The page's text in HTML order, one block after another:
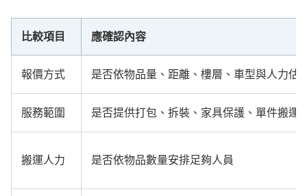
比較項目 應確認內容
報價方式 是否依物品量、距離、樓層、車型與人力估
服務範圍 是否提供打包、拆裝、家具保護、單件搬運
搬運人力 是否依物品數量安排足夠人員